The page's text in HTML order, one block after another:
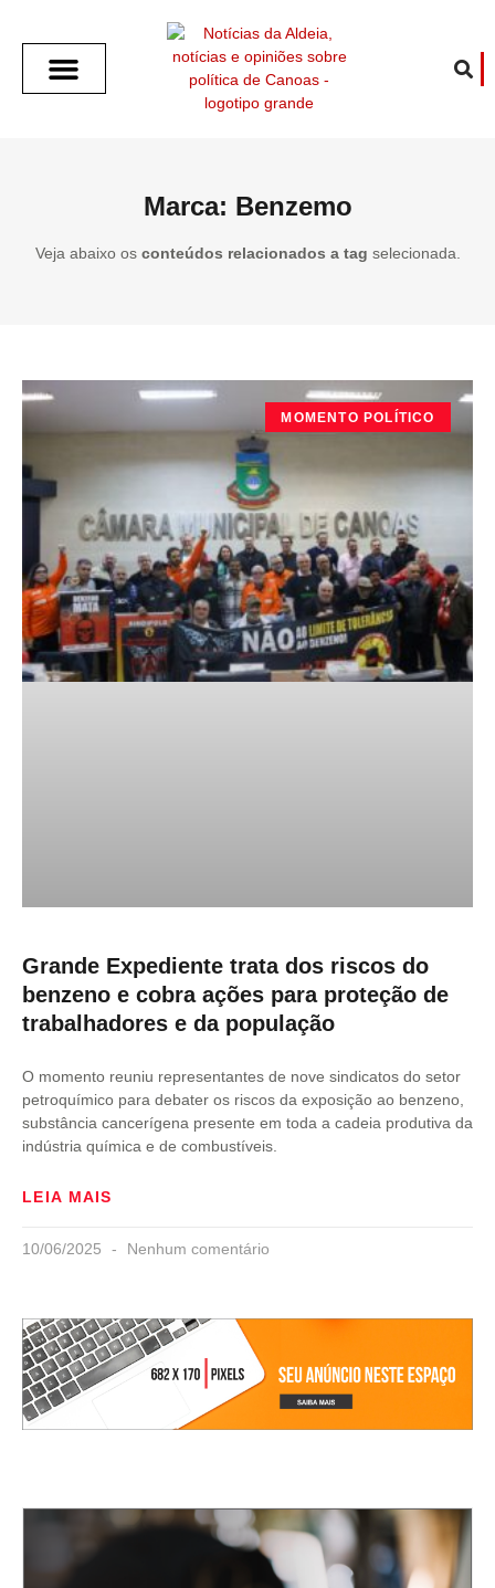
Marca: Benzemo
Veja abaixo os conteúdos relacionados a tag selecionada.
MOMENTO POLÍTICO
Grande Expediente trata dos riscos do
benzeno e cobra ações para proteção de
trabalhadores e da população
O momento reuniu representantes de nove sindicatos do setor
petroquímico para debater os riscos da exposição ao benzeno,
substância cancerígena presente em toda a cadeia produtiva da
indústria química e de combustíveis.
LEIA MAIS
10/06/2025 Nenhum comentário